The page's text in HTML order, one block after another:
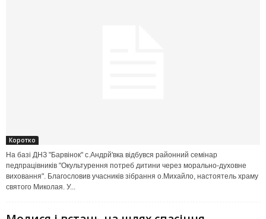
Коротко
На базі ДНЗ "Барвінок" с.Андрй'вка відбувся районний семінар
педпрацівників "Окультурення потреб дитини через морально-духовне
виховання". Благословив учасників зібрання о.Михайло, настоятель храму
святого Миколая. У...